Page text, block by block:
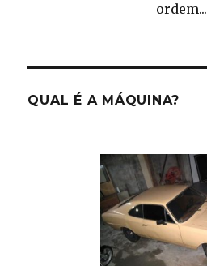
ordem...
QUAL É A MÁQUINA?